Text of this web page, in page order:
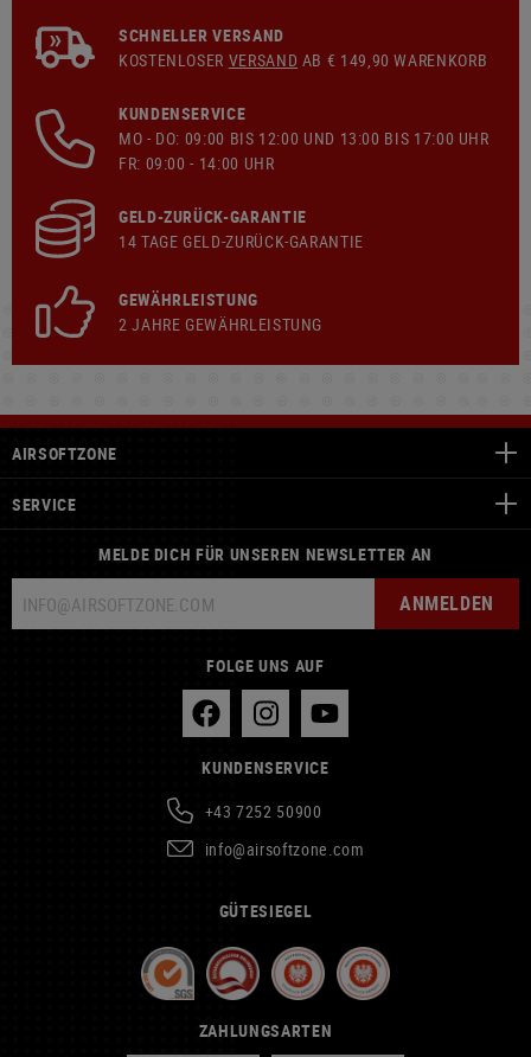
SCHNELLER VERSAND
KOSTENLOSER VERSAND AB € 149,90 WARENKORB
KUNDENSERVICE
MO - DO: 09:00 BIS 12:00 UND 13:00 BIS 17:00 UHR
FR: 09:00 - 14:00 UHR
GELD-ZURÜCK-GARANTIE
14 TAGE GELD-ZURÜCK-GARANTIE
GEWÄHRLEISTUNG
2 JAHRE GEWÄHRLEISTUNG
AIRSOFTZONE
SERVICE
MELDE DICH FÜR UNSEREN NEWSLETTER AN
ANMELDEN
FOLGE UNS AUF
KUNDENSERVICE
+43 7252 50900
info@airsoftzone.com
GÜTESIEGEL
ZAHLUNGSARTEN